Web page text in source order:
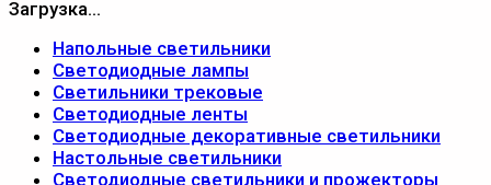
Загрузка...
Напольные светильники
Светодиодные лампы
Светильники трековые
Светодиодные ленты
Светодиодные декоративные светильники
Настольные светильники
Светодиодные светильники и прожекторы